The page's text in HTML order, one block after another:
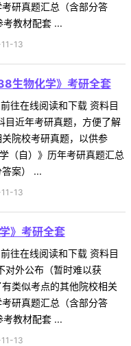
研真题汇总（含部分答
教材配套 ...
13
生物化学》考研全套
往在线阅读和下载 资料目
目近年考研真题，方便了解
院校考研真题，以供参
（自）》历年考研真题汇总
案） ...
13
》考研全套
往在线阅读和下载 资料目
对外公布（暂时难以获
类似考点的其他院校相关
研真题汇总（含部分答
教材配套 ...
13